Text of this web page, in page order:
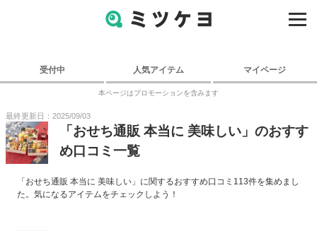
受付中 人気アイテム マイページ
本ページはプロモーションを含みます
最終更新日：2025/09/03
「 おせち通販 本当に 美味しい 」のおすす
め口コミ一覧
「 おせち通販 本当に 美味しい 」に関するおすすめ口コミ 113件を集めまし
た。気になるアイテムをチェックしよう！